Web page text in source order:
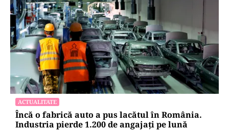
ACTUALITATE
Încă o fabrică auto a pus lacătul în România.
Industria pierde 1.200 de angajați pe lună